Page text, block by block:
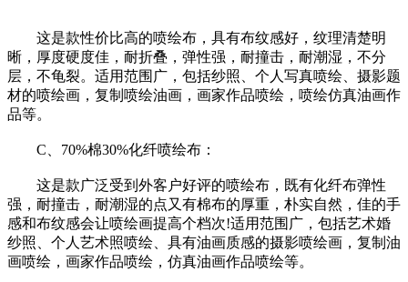
这是款性价比高的喷绘布，具有布纹感好，纹理清楚明
晰，厚度硬度佳，耐折叠，弹性强，耐撞击，耐潮湿，不分
层，不龟裂。适用范围广，包括纱照、个人写真喷绘、摄影题
材的喷绘画，复制喷绘油画，画家作品喷绘，喷绘仿真油画作
品等。
C、70%棉30%化纤喷绘布：
这是款广泛受到外客户好评的喷绘布，既有化纤布弹性
强，耐撞击，耐潮湿的点又有棉布的厚重，朴实自然，佳的手
感和布纹感会让喷绘画提高个档次!适用范围广，包括艺术婚
纱照、个人艺术照喷绘、具有油画质感的摄影喷绘画，复制油
画喷绘，画家作品喷绘，仿真油画作品喷绘等。